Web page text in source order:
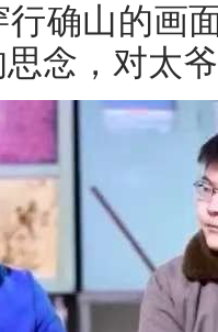
确山的画
思念，对太